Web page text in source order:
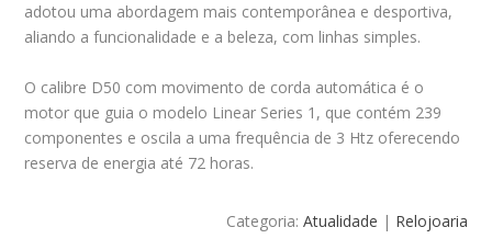
adotou uma abordagem mais contemporânea e desportiva,
aliando a funcionalidade e a beleza, com linhas simples.
O calibre D50 com movimento de corda automática é o
motor que guia o modelo Linear Series 1, que contém 239
componentes e oscila a uma frequência de 3 Htz oferecendo
reserva de energia até 72 horas.
Categoria: Atualidade | Relojoaria